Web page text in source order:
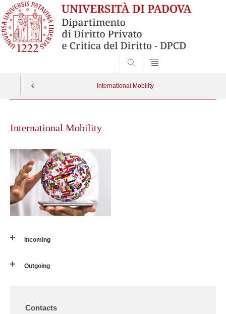
International Mobility
contentInternational Mobility
Incoming
Outgoing
Contacts